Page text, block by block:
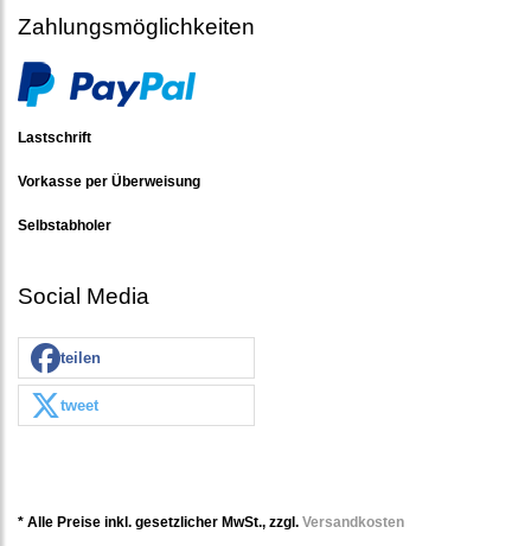
Zahlungsmöglichkeiten
Lastschrift
Vorkasse per Überweisung
Selbstabholer
Social Media
teilen
tweet
* Alle Preise inkl. gesetzlicher MwSt., zzgl. Versandkosten